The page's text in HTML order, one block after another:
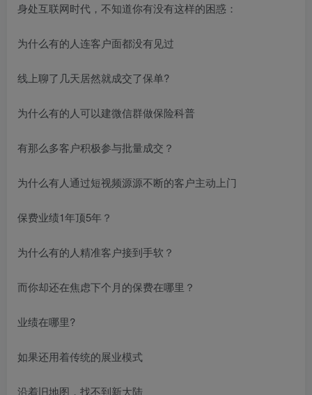
身处互联网时代，不知道你有没有这样的困惑：
为什么有的人连客户面都没有见过
线上聊了几天居然就成交了保单?
为什么有的人可以建微信群做保险科普
有那么多客户积极参与批量成交？
为什么有人通过短视频源源不断的客户主动上门
保费业绩1年顶5年？
为什么有的人精准客户接到手软？
而你却还在焦虑下个月的保费在哪里？
业绩在哪里?
如果还用着传统的展业模式
沿着旧地图，找不到新大陆